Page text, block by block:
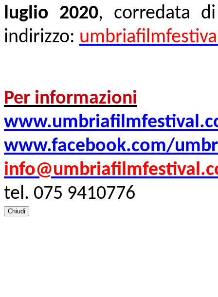
luglio 2020, corredata
indirizzo:
Per informazioni
www.facebook.com/
tel. 075 9410776
Chiudi